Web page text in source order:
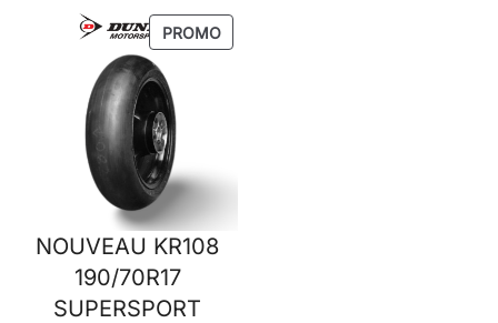
PROMOPRODUIT
NOUVEAU KR108
190/70R17
SUPERSPORT